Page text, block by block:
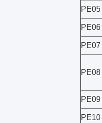
PE05
PE06
PE07
PE08
PE09
PE10